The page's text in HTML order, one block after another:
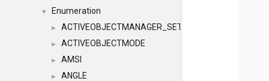
▼ Enumeration
► ACTIVEOBJECTMANAGER_SETOBJECTS
► ACTIVEOBJECTMODE
► AMSI
► ANGLE